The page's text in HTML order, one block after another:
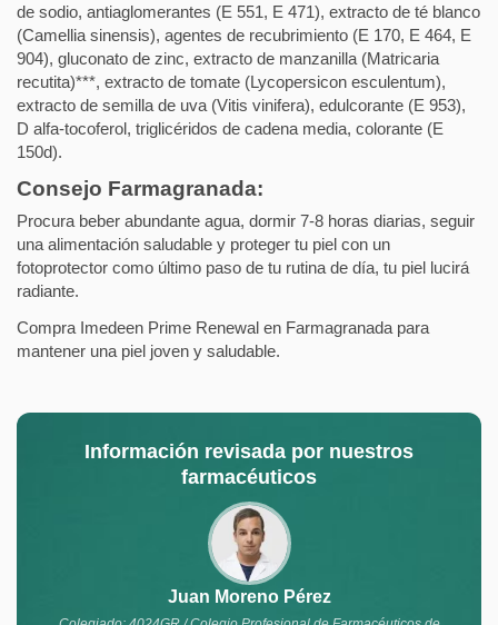
de sodio, antiaglomerantes (E 551, E 471), extracto de té blanco
(Camellia sinensis), agentes de recubrimiento (E 170, E 464, E
904), gluconato de zinc, extracto de manzanilla (Matricaria
recutita)***, extracto de tomate (Lycopersicon esculentum),
extracto de semilla de uva (Vitis vinifera), edulcorante (E 953),
D alfa-tocoferol, triglicéridos de cadena media, colorante (E
150d).
Consejo Farmagranada:
Procura beber abundante agua, dormir 7-8 horas diarias, seguir
una alimentación saludable y proteger tu piel con un
fotoprotector como último paso de tu rutina de día, tu piel lucirá
radiante.
Compra Imedeen Prime Renewal en Farmagranada para
mantener una piel joven y saludable.
Información revisada por nuestros
farmacéuticos
Juan Moreno Pérez